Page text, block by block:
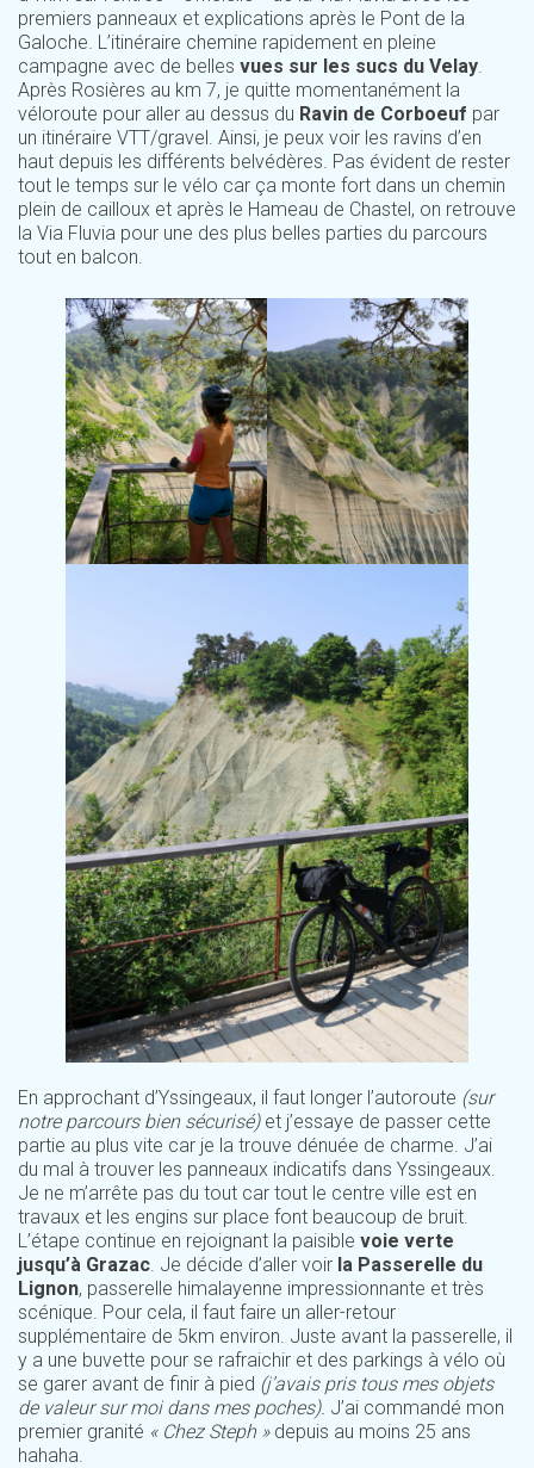
premiers panneaux et explications après le Pont de la
Galoche. L’itinéraire chemine rapidement en pleine
campagne avec de belles vues sur les sucs du Velay.
Après Rosières au km 7, je quitte momentanément la
véloroute pour aller au dessus du Ravin de Corboeuf par
un itinéraire VTT/gravel. Ainsi, je peux voir les ravins d’en
haut depuis les différents belvédères. Pas évident de rester
tout le temps sur le vélo car ça monte fort dans un chemin
plein de cailloux et après le Hameau de Chastel, on retrouve
la Via Fluvia pour une des plus belles parties du parcours
tout en balcon.
En approchant d’Yssingeaux, il faut longer l’autoroute (sur
notre parcours bien sécurisé) et j’essaye de passer cette
partie au plus vite car je la trouve dénuée de charme. J’ai
du mal à trouver les panneaux indicatifs dans Yssingeaux.
Je ne m’arrête pas du tout car tout le centre ville est en
travaux et les engins sur place font beaucoup de bruit.
L’étape continue en rejoignant la paisible voie verte
jusqu’à Grazac. Je décide d’aller voir la Passerelle du
Lignon, passerelle himalayenne impressionnante et très
scénique. Pour cela, il faut faire un aller-retour
supplémentaire de 5km environ. Juste avant la passerelle, il
y a une buvette pour se rafraichir et des parkings à vélo où
se garer avant de finir à pied (j’avais pris tous mes objets
de valeur sur moi dans mes poches). J’ai commandé mon
premier granité « Chez Steph »depuis au moins 25 ans
hahaha.